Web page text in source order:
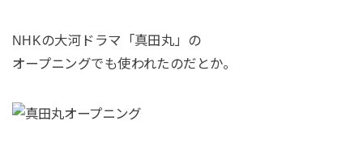
NHKの大河ドラマ「真田丸」の
オープニングでも使われたのだとか。